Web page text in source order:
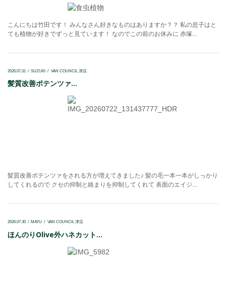
こんにちは竹田です！ みんなさん好きなものはありますか？？ 私の息子はと
ても植物が好きでずっと見ています！ なのでこの前のお休みに 赤塚...
2026.07.31 SUZUKI VAN COUNCIL 津店
髪質改善ポテンツァ...
髪質改善ポテンツァをされる方が増えてきました♪ 髪の毛一本一本がしっかり
してくれるので クセの抑制と絡まりを抑制してくれて 表面のエイジ...
2026.07.30 MAYU VAN COUNCIL 津店
ほんのりOlive外ハネカット...